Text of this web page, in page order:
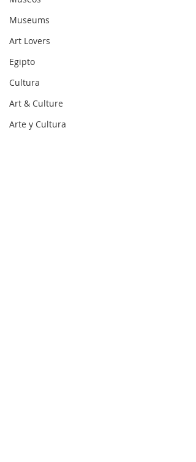
Museums
Art Lovers
Egipto
Cultura
Art & Culture
Arte y Cultura